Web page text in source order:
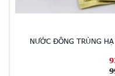
NƯỚC ĐÔNG TRÙNG